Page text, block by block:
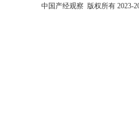
中国产经观察 版权所有 2023-